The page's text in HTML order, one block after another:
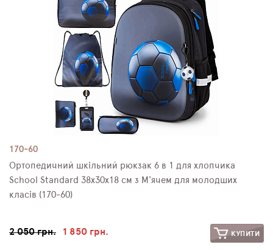
170-60
Ортопедичний шкільний рюкзак 6 в 1 для хлопчика
School Standard 38х30х18 см з М'ячем для молодших
класів (170-60)
2 050 грн. 1 850 грн. КУПИТИ